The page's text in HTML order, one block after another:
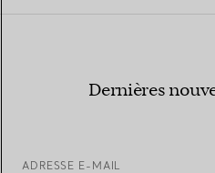
Dernières
ADRESSE E-MAIL